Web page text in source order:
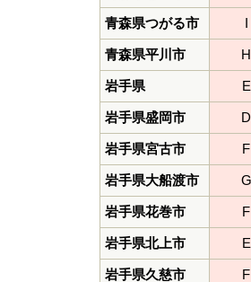
青森県つがる市 I
青森県平川市 H
岩手県 E
岩手県盛岡市 D
岩手県宮古市 F
岩手県大船渡市 G
岩手県花巻市 F
岩手県北上市 E
岩手県久慈市 F